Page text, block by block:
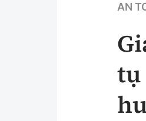
Chuyện dọc
AN
tụ